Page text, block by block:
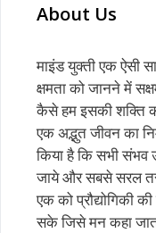
About Us
माइंड युक्ती एक ऐसी
क्षमता को जानने में
कैसे हम इसकी शक्ति
एक अद्भुत जीवन का
किया है कि सभी
जाये और सबसे सरल
एक को प्रौद्योगिकी
सके जिसे मन कहा